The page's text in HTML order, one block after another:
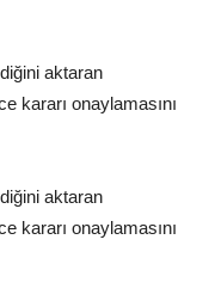
aktaran
kararı onaylamasını
aktaran
kararı onaylamasını